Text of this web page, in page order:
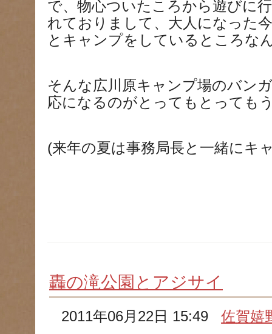
で、物心ついたころから遊びに
れておりまして、大人になった
とキャンプをしているところな
そんな広川原キャンプ場のバン
応になるのがとってもとっても
(来年の夏は事務局長と一緒にキ
轟の滝公園とアジサイ
2011年06月22日 15:49佐賀嬉